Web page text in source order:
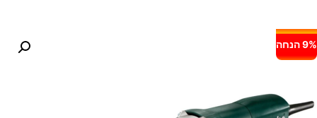
9% הנחה